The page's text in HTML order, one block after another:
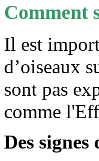
Comment
Il est
d’oiseaux
sont pas
comme
Des